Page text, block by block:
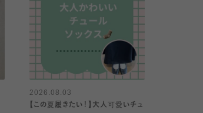
2026.08.03
【この夏履きたい！】大人可愛いチュ